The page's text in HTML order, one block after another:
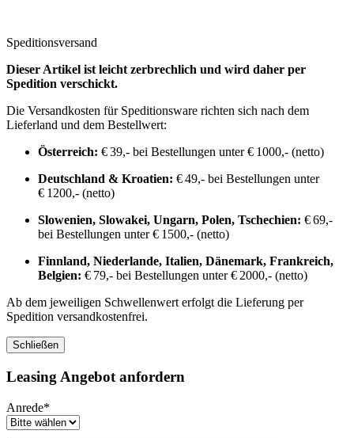
Speditionsversand
Dieser Artikel ist leicht zerbrechlich und wird daher per
Spedition verschickt.
Die Versandkosten für Speditionsware richten sich nach dem
Lieferland und dem Bestellwert:
Österreich: € 39,- bei Bestellungen unter € 1000,- (netto)
Deutschland & Kroatien: € 49,- bei Bestellungen unter
€ 1200,- (netto)
Slowenien, Slowakei, Ungarn, Polen, Tschechien: € 69,-
bei Bestellungen unter € 1500,- (netto)
Finnland, Niederlande, Italien, Dänemark, Frankreich,
Belgien: € 79,- bei Bestellungen unter € 2000,- (netto)
Ab dem jeweiligen Schwellenwert erfolgt die Lieferung per
Spedition versandkostenfrei.
Schließen
Leasing Angebot anfordern
Anrede*